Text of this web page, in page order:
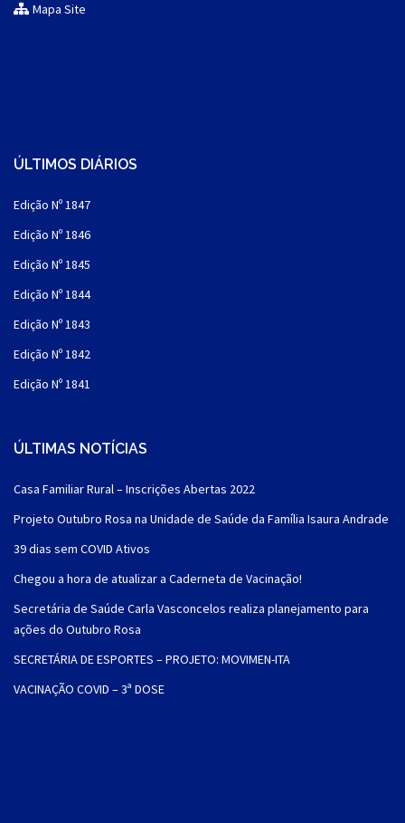
Mapa Site
ÚLTIMOS DIÁRIOS
Edição Nº 1847
Edição Nº 1846
Edição Nº 1845
Edição Nº 1844
Edição Nº 1843
Edição Nº 1842
Edição Nº 1841
ÚLTIMAS NOTÍCIAS
Casa Familiar Rural – Inscrições Abertas 2022
Projeto Outubro Rosa na Unidade de Saúde da Família Isaura Andrade
39 dias sem COVID Ativos
Chegou a hora de atualizar a Caderneta de Vacinação!
Secretária de Saúde Carla Vasconcelos realiza planejamento para
ações do Outubro Rosa
SECRETÁRIA DE ESPORTES – PROJETO: MOVIMEN-ITA
VACINAÇÃO COVID – 3ª DOSE